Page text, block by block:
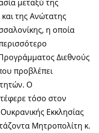
μεταξύ της
της Ανώτατης
η οποία
Διεθνούς
προβλέπει
Ο
τόσο στον
Εκκλησίας
Μητροπολίτη κ.